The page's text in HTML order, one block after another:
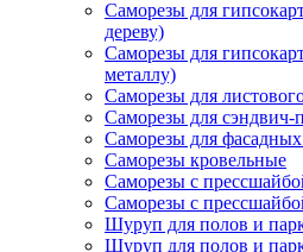
Саморезы для
дереву)
Саморезы для
металлу)
Саморезы для
Саморезы для сэндвич-
Саморезы для
Саморезы кровельные
Саморезы с
Саморезы с
Шуруп для полов и
Шуруп для полов и